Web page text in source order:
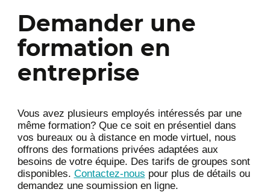
Gestion des transactions
Introduction aux différents types de
transactions
Approfondir le mécanisme des
transactions distribuées
Demander une
formation en
entreprise
Vous avez plusieurs employés intéressés par une
même formation? Que ce soit en présentiel dans
vos bureaux ou à distance en mode virtuel, nous
offrons des formations privées adaptées aux
besoins de votre équipe. Des tarifs de groupes sont
disponibles. Contactez-nous pour plus de détails ou
demandez une soumission en ligne.